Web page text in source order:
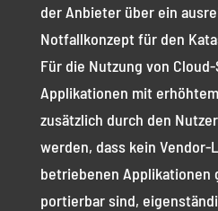
der Anbieter über ein
Notfallkonzept für den
Für die Nutzung von
Applikationen mit
zusätzlich durch den
werden, dass kein
betriebenen Applikationen
portierbar sind,